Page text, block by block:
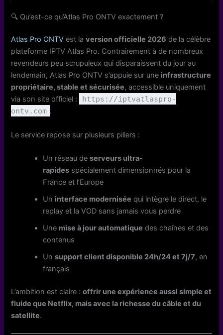
🔍 Qu’est-ce qu’Atlas Pro ONTV exactement ?
Atlas Pro ONTV est laversion officielle 2026 de la célèbre
plateforme IPTV Atlas Pro. Contrairement à de nombreux
revendeurs peu scrupuleux qui disparaissent du jour au
lendemain, Atlas Pro ONTV s’appuie sur une infrastructure
propriétaire, stable et sécurisée, accessible uniquement
via son site officiel :
https://iptvatlaspro-
ontv.com .
Le service repose sur plusieurs piliers :
Un réseau deserveurs ultra-
rapides spécialement dimensionnés pour la
France et l’Europe
Un interface modernisée qui intègre le direct, le
replay et la VOD sans jamais vous perdre
Une mise à jour automatique des chaînes et des
contenus
Unsupport client disponible 24h/24 et 7j/7, en
français
L’ambition est claire :offrir une expérience aussi simple et
fluide que Netflix, mais avec la richesse du câble et du
satellite.